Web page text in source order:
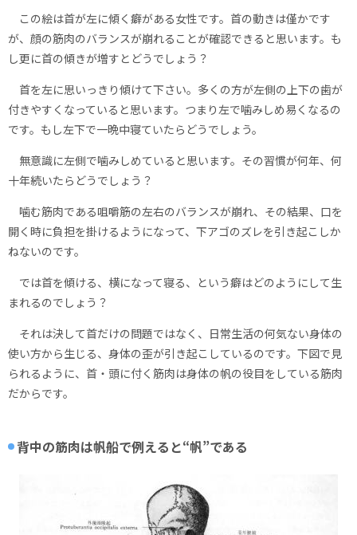
この絵は首が左に傾く癖がある女性です。首の動きは僅かです
が、顔の筋肉のバランスが崩れることが確認できると思います。も
し更に首の傾きが増すとどうでしょう？
首を左に思いっきり傾けて下さい。多くの方が左側の上下の歯が
付きやすくなっていると思います。つまり左で噛みしめ易くなるの
です。もし左下で一晩中寝ていたらどうでしょう。
無意識に左側で噛みしめていると思います。その習慣が何年、何
十年続いたらどうでしょう？
噛む筋肉である咀嚼筋の左右のバランスが崩れ、その結果、口を
開く時に負担を掛けるようになって、下アゴのズレを引き起こしか
ねないのです。
では首を傾ける、横になって寝る、という癖はどのようにして生
まれるのでしょう？
それは決して首だけの問題ではなく、日常生活の何気ない身体の
使い方から生じる、身体の歪が引き起こしているのです。下図で見
られるように、首・頭に付く筋肉は身体の帆の役目をしている筋肉
だからです。
背中の筋肉は帆船で例えると“帆”である